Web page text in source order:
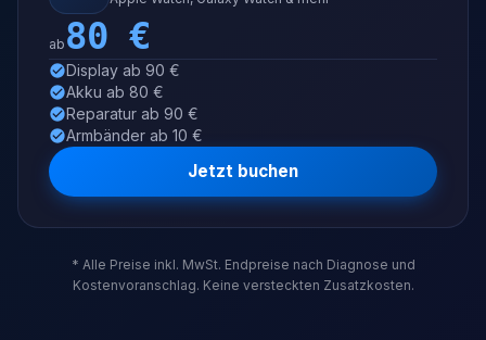
ab 80 €
Display ab 90 €
Akku ab 80 €
Reparatur ab 90 €
Armbänder ab 10 €
Jetzt buchen
* Alle Preise inkl. MwSt. Endpreise nach Diagnose und
Kostenvoranschlag. Keine versteckten Zusatzkosten.